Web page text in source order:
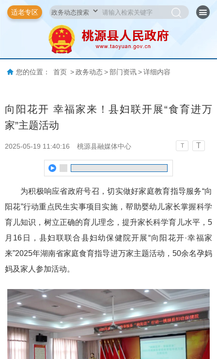
适老专区
您的位置： 首页 > 政务动态 > 部门资讯 > 详细内容
向阳花开 幸福家来！县妇联开展“食育进万
家”主题活动
2025-05-19 11:40:16 桃源县融媒体中心 T T
为积极响应省政府号召，切实做好家庭教育指导服务“向
阳花”行动重点民生实事项目实施，帮助婴幼儿家长掌握科学
育儿知识，树立正确的育儿理念，提升家长科学育儿水平，5
月16日，县妇联联合县妇幼保健院开展“向阳花开·幸福家
来”2025年湖南省家庭食育指导进万家主题活动，50余名孕妈
妈及家人参加活动。